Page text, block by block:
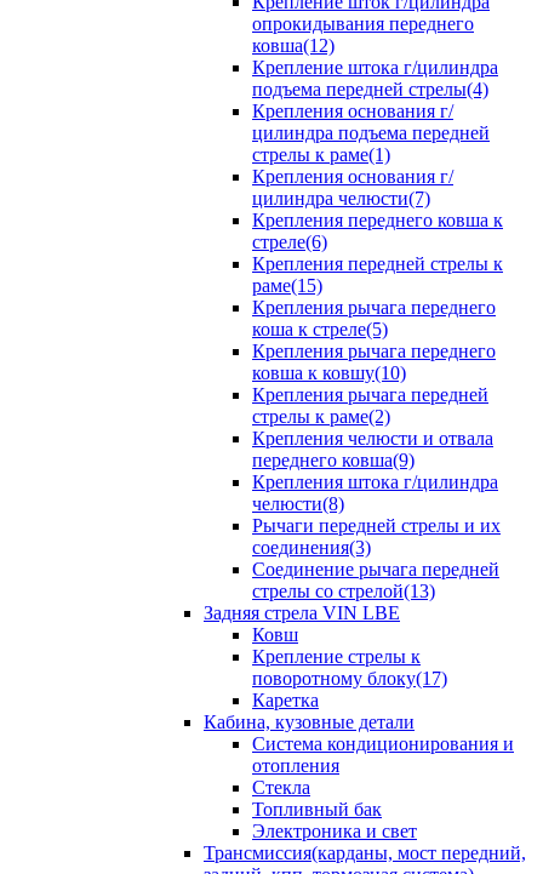
опрокидывания переднего
ковша(12)
Крепление штока г/цилиндра
подъема передней стрелы(4)
Крепления основания г/
цилиндра подъема передней
стрелы к раме(1)
Крепления основания г/
цилиндра челюсти(7)
Крепления переднего ковша к
стреле(6)
Крепления передней стрелы к
раме(15)
Крепления рычага переднего
коша к стреле(5)
Крепления рычага переднего
ковша к ковшу(10)
Крепления рычага передней
стрелы к раме(2)
Крепления челюсти и отвала
переднего ковша(9)
Крепления штока г/цилиндра
челюсти(8)
Рычаги передней стрелы и их
соединения(3)
Соединение рычага передней
стрелы со стрелой(13)
Задняя стрела VIN LBE
Ковш
Крепление стрелы к
поворотному блоку(17)
Каретка
Кабина, кузовные детали
Система кондиционирования и
отопления
Стекла
Топливный бак
Электроника и свет
Трансмиссия(карданы, мост передний,